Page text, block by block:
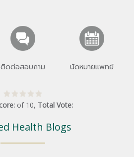
ติดต่อสอบถาม นัดหมายแพทย์
of 10, Total Vote:
Health Blogs